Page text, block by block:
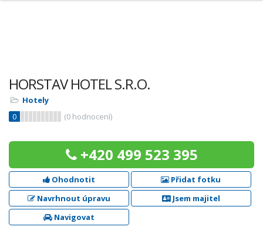
HORSTAV HOTEL S.R.O.
Hotely
0
(0 hodnocení)
+420 499 523 395
Ohodnotit
Přidat fotku
Navrhnout úpravu
Jsem majitel
Navigovat